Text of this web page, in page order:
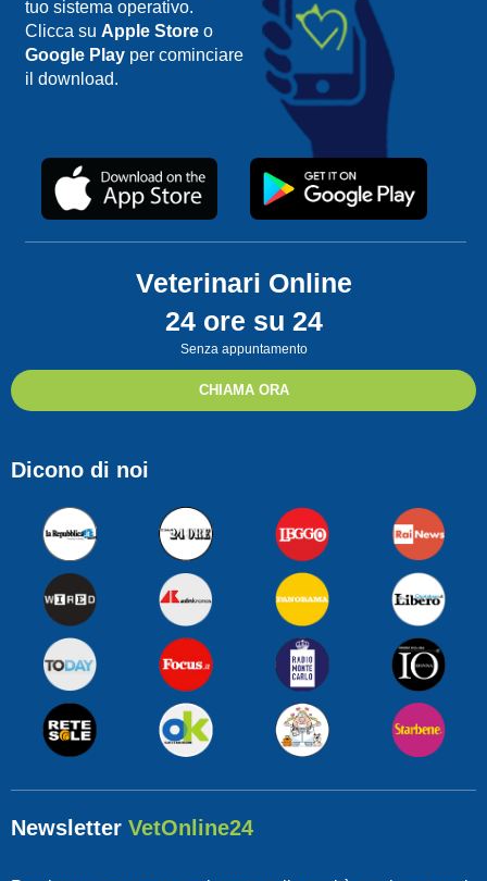
tuo sistema operativo.
Clicca su Apple Storeo
Google Playper cominciare
il download.
Veterinari Online
24 ore su 24
Senza appuntamento
CHIAMA ORA
Dicono di noi
Newsletter VetOnline24